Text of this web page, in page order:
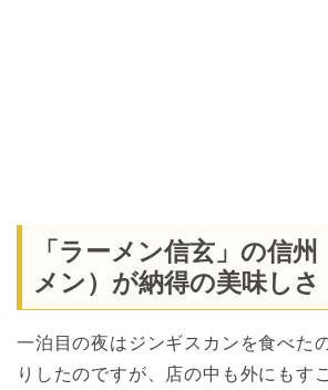
「ラーメン信玄」の信
メン）が納得の美味しさ
一泊目の夜はジンギスカンを食べた
りしたのですが、店の中も外にもす